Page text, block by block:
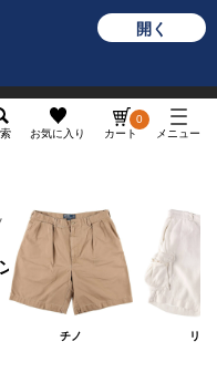
開く
お気に入り カート
0
メニュー
ツ
チノ リネ